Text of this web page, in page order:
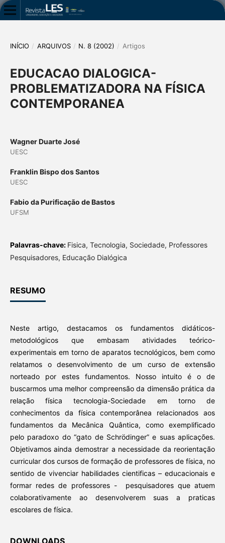
INÍCIO / ARQUIVOS / N. 8 (2002) / Artigos
EDUCACAO DIALOGICA-
PROBLEMATIZADORA NA FÍSICA
CONTEMPORANEA
Wagner Duarte José
UESC
Franklin Bispo dos Santos
UESC
Fabio da Purificação de Bastos
UFSM
Palavras-chave: Fisica, Tecnologia, Sociedade, Professores
Pesquisadores, Educação Dialógica
RESUMO
Neste artigo, destacamos os fundamentos didáticos-
metodológicos que embasam atividades teórico-
experimentais em torno de aparatos tecnológicos, bem como
relatamos o desenvolvimento de um curso de extensão
norteado por estes fundamentos. Nosso intuito é o de
buscarmos uma melhor compreensão da dimensão prática da
relação física tecnologia-Sociedade em torno de
conhecimentos da física contemporânea relacionados aos
fundamentos da Mecânica Quântica, como exemplificado
pelo paradoxo do “gato de Schrödinger” e suas aplicações.
Objetivamos ainda demostrar a necessidade da reorientação
curricular dos cursos de formação de professores de física, no
sentido de vivenciar habilidades cientificas – educacionais e
formar redes de professores - pesquisadores que atuem
colaborativamente ao desenvolverem suas a praticas
escolares de física.